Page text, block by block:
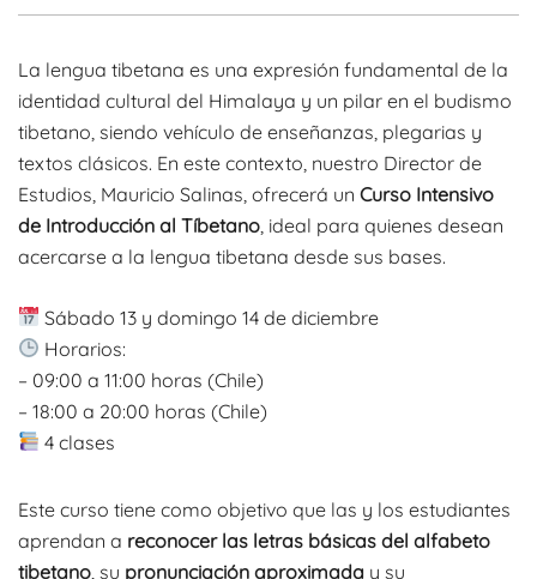
La lengua tibetana es una expresión fundamental de la
identidad cultural del Himalaya y un pilar en el budismo
tibetano, siendo vehículo de enseñanzas, plegarias y
textos clásicos. En este contexto, nuestro Director de
Estudios, Mauricio Salinas, ofrecerá un Curso Intensivo
de Introducción al Tíbetano , ideal para quienes desean
acercarse a la lengua tibetana desde sus bases.
Sábado 13 y domingo 14 de diciembre
Horarios:
– 09:00 a 11:00 horas (Chile)
– 18:00 a 20:00 horas (Chile)
4 clases
Este curso tiene como objetivo que las y los estudiantes
aprendan a reconocer las letras básicas del alfabeto
tibetano , su pronunciación aproximada y su